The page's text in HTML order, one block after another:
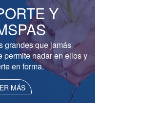
Y
grandes que jamás
permite nadar en ellos y
en forma.
MÁS